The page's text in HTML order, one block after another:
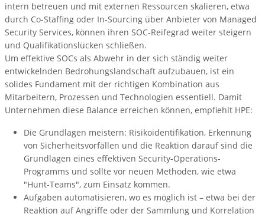
intern betreuen und mit externen Ressourcen skalieren, etwa
durch Co-Staffing oder In-Sourcing über Anbieter von Managed
Security Services, können ihren SOC-Reifegrad weiter steigern
und Qualifikationslücken schließen.
Um effektive SOCs als Abwehr in der sich ständig weiter
entwickelnden Bedrohungslandschaft aufzubauen, ist ein
solides Fundament mit der richtigen Kombination aus
Mitarbeitern, Prozessen und Technologien essentiell. Damit
Unternehmen diese Balance erreichen können, empfiehlt HPE:
Die Grundlagen meistern: Risikoidentifikation, Erkennung
von Sicherheitsvorfällen und die Reaktion darauf sind die
Grundlagen eines effektiven Security-Operations-
Programms und sollte vor neuen Methoden, wie etwa
"Hunt-Teams", zum Einsatz kommen.
Aufgaben automatisieren, wo es möglich ist – etwa bei der
Reaktion auf Angriffe oder der Sammlung und Korrelation